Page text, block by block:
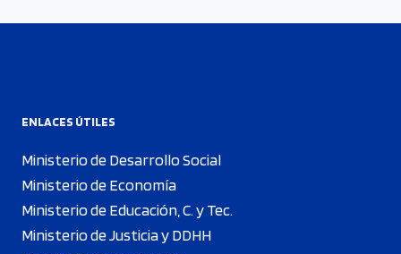
ENLACES ÚTILES
Ministerio de Desarrollo Social
Ministerio de Economía
Ministerio de Educación, C. y Tec.
Ministerio de Justicia y DDHH